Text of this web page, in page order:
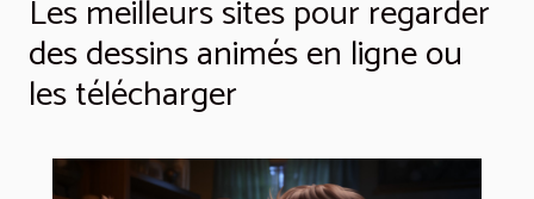
Les meilleurs sites pour regarder
des dessins animés en ligne ou
les télécharger